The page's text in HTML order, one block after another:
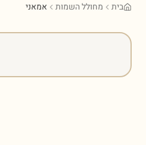
בית מחולל השמות אמאני